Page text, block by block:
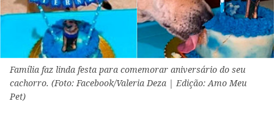
Família faz linda festa para comemorar aniversário do seu
cachorro. (Foto: Facebook/Valeria Deza | Edição: Amo Meu
Pet)